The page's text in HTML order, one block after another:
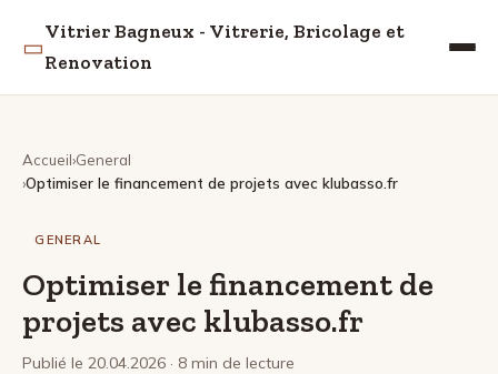
▭
Vitrier Bagneux - Vitrerie, Bricolage et
Renovation
Accueil General
Optimiser le financement de projets avec klubasso.fr
GENERAL
Optimiser le financement de
projets avec klubasso.fr
Publié le 20.04.2026 · 8 min de lecture